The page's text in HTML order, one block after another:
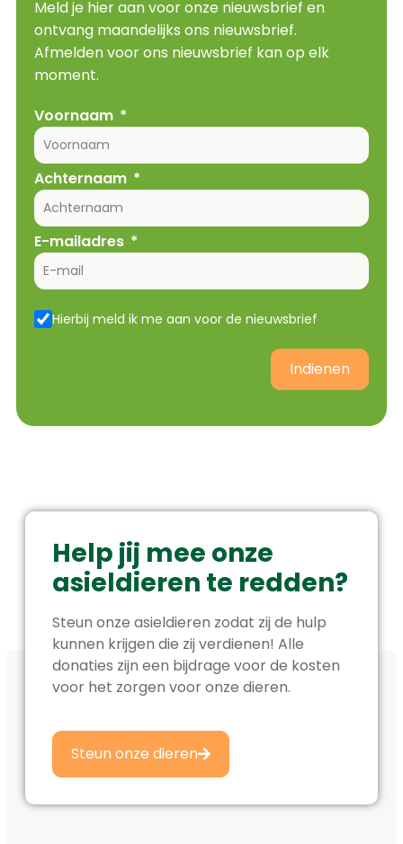
Meld je hier aan voor onze nieuwsbrief en
ontvang maandelijks ons nieuwsbrief.
Afmelden voor ons nieuwsbrief kan op elk
moment.
Voornaam
Achternaam
E-mailadres
Hierbij meld ik me aan voor de nieuwsbrief
Indienen
Help jij mee onze
asieldieren te redden?
Steun onze asieldieren zodat zij de hulp
kunnen krijgen die zij verdienen! Alle
donaties zijn een bijdrage voor de kosten
voor het zorgen voor onze dieren.
Steun onze dieren